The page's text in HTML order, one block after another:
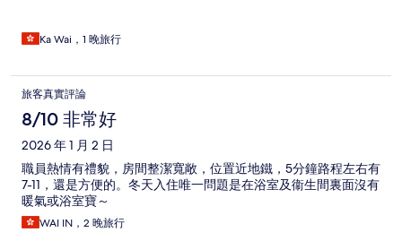
Ka Wai，1 晚旅行
旅客真實評論
8/10 非常好
2026 年 1 月 2 日
職員熱情有禮貌，房間整潔寬敞，位置近地鐵，5分鐘路程左右有
7-11，還是方便的。冬天入住唯一問題是在浴室及衞生間裏面沒有
暖氣或浴室寶～
WAI IN，2 晚旅行